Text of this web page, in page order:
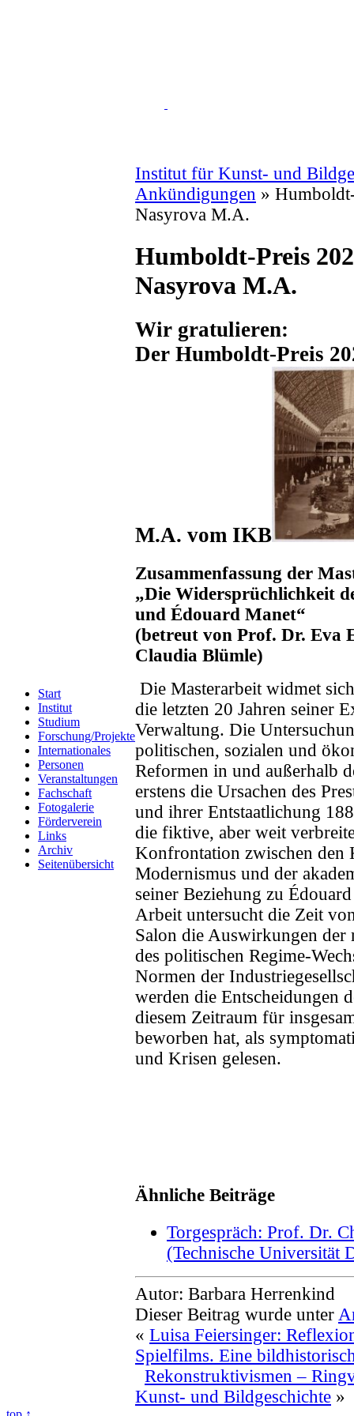
Start
Institut
Studium
Forschung/Projekte
Internationales
Personen
Veranstaltungen
Fachschaft
Fotogalerie
Förderverein
Links
Archiv
Seitenübersicht
Institut für Kunst- und
Ankündigungen »
Nasyrova M.A.
Humboldt-Preis
Nasyrova M.A.
Wir gratulieren:
Der Humboldt-Preis
M.A. vom IKB
Zusammenfassung der
„Die Widersprüchlichkeit
und Édouard Manet“
(betreut von Prof. Dr. Eva
Claudia Blümle)
Die Masterarbeit widmet
die letzten 20 Jahren seiner
Verwaltung. Die
politischen, sozialen und
Reformen in und außerhalb
erstens die Ursachen des
und ihrer Entstaatlichung
die fiktive, aber weit
Konfrontation zwischen den
Modernismus und der
seiner Beziehung zu
Arbeit untersucht die Zeit
Salon die Auswirkungen der
des politischen Regime-
Normen der
werden die Entscheidungen
diesem Zeitraum für
beworben hat, als
und Krisen gelesen.
Ähnliche Beiträge
Torgespräch: Prof. Dr.
(Technische Universität
Autor: Barbara Herrenkind
Dieser Beitrag wurde unter
« Luisa Feiersinger:
Spielfilms. Eine
Rekonstruktivismen –
Kunst- und Bildgeschichte »